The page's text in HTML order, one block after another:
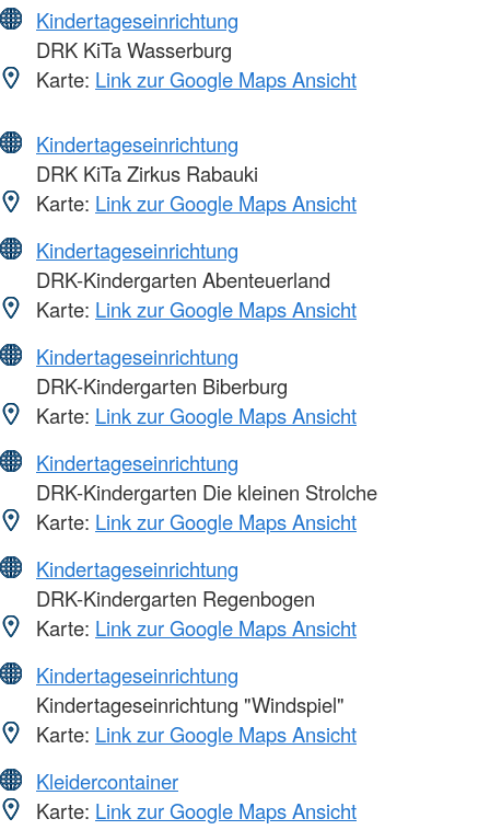
Kindertageseinrichtung
DRK KiTa Wasserburg
Karte: Link zur Google Maps Ansicht
Kindertageseinrichtung
DRK KiTa Zirkus Rabauki
Karte: Link zur Google Maps Ansicht
Kindertageseinrichtung
DRK-Kindergarten Abenteuerland
Karte: Link zur Google Maps Ansicht
Kindertageseinrichtung
DRK-Kindergarten Biberburg
Karte: Link zur Google Maps Ansicht
Kindertageseinrichtung
DRK-Kindergarten Die kleinen Strolche
Karte: Link zur Google Maps Ansicht
Kindertageseinrichtung
DRK-Kindergarten Regenbogen
Karte: Link zur Google Maps Ansicht
Kindertageseinrichtung
Kindertageseinrichtung "Windspiel"
Karte: Link zur Google Maps Ansicht
Kleidercontainer
Karte: Link zur Google Maps Ansicht